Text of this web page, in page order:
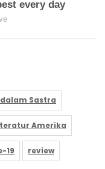
Sastra
Amerika
19 review